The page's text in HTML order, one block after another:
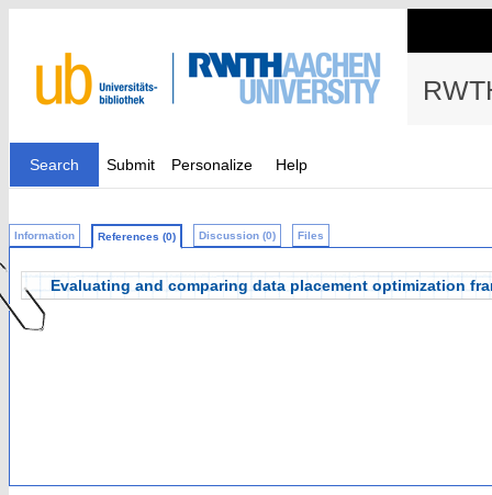
Search Submit Personalize Help
Information References (0) Discussion (0) Files
Evaluating and comparing data placement optimization